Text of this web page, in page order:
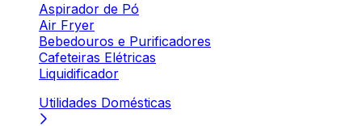
Aspirador de Pó
Air Fryer
Bebedouros e Purificadores
Cafeteiras Elétricas
Liquidificador
Utilidades Domésticas